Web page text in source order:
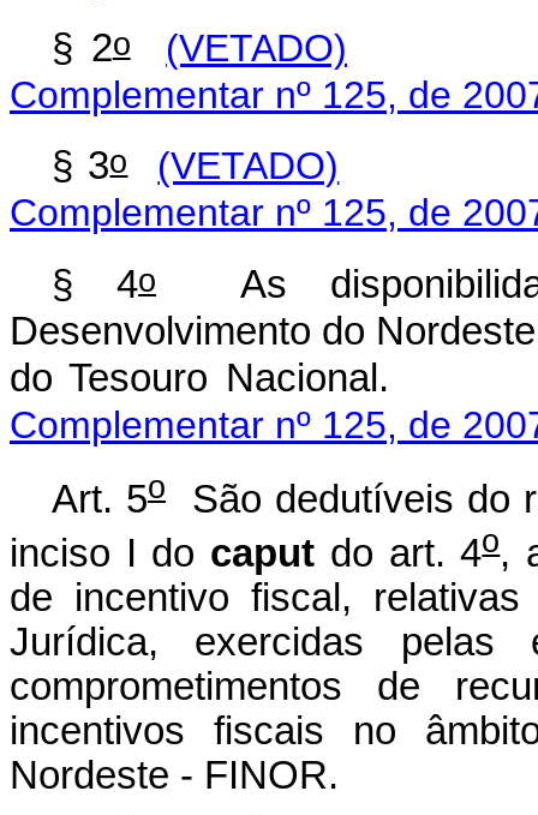
§ 2o
(VETADO)
Complementar nº 125, de
§ 3o
(VETADO)
Complementar nº 125, de
§ 4o
As
Desenvolvimento do
do Tesouro Nacional.
Complementar nº 125, de
Art. 5o
São dedutíveis do
inciso I do caput do art. 4o,
de incentivo fiscal,
Jurídica, exercidas pelas
comprometimentos de
incentivos fiscais no
Nordeste - FINOR.